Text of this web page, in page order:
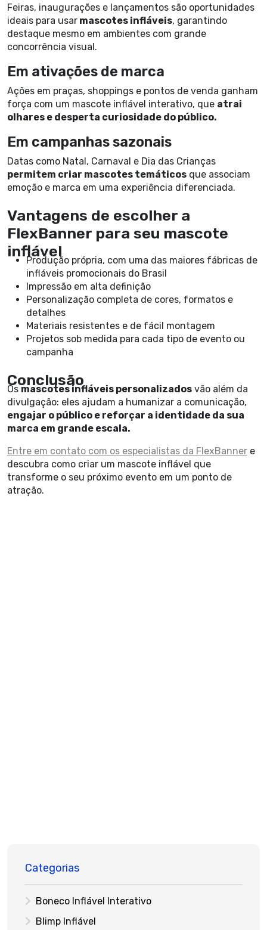
Feiras, inaugurações e lançamentos são oportunidades
ideais para usar mascotes infláveis, garantindo
destaque mesmo em ambientes com grande
concorrência visual.
Em ativações de marca
Ações em praças, shoppings e pontos de venda ganham
força com um mascote inflável interativo, que atrai
olhares e desperta curiosidade do público.
Em campanhas sazonais
Datas como Natal, Carnaval e Dia das Crianças
permitem criar mascotes temáticos que associam
emoção e marca em uma experiência diferenciada.
Vantagens de escolher a
FlexBanner para seu mascote
inflável
Produção própria, com uma das maiores fábricas de
infláveis promocionais do Brasil
Impressão em alta definição
Personalização completa de cores, formatos e
detalhes
Materiais resistentes e de fácil montagem
Projetos sob medida para cada tipo de evento ou
campanha
Conclusão
Os mascotes infláveis personalizados vão além da
divulgação: eles ajudam a humanizar a comunicação,
engajar o público e reforçar a identidade da sua
marca em grande escala.
Entre em contato com os especialistas da FlexBanner e
descubra como criar um mascote inflável que
transforme o seu próximo evento em um ponto de
atração.
Categorias
Boneco Inflável Interativo
Blimp Inflável